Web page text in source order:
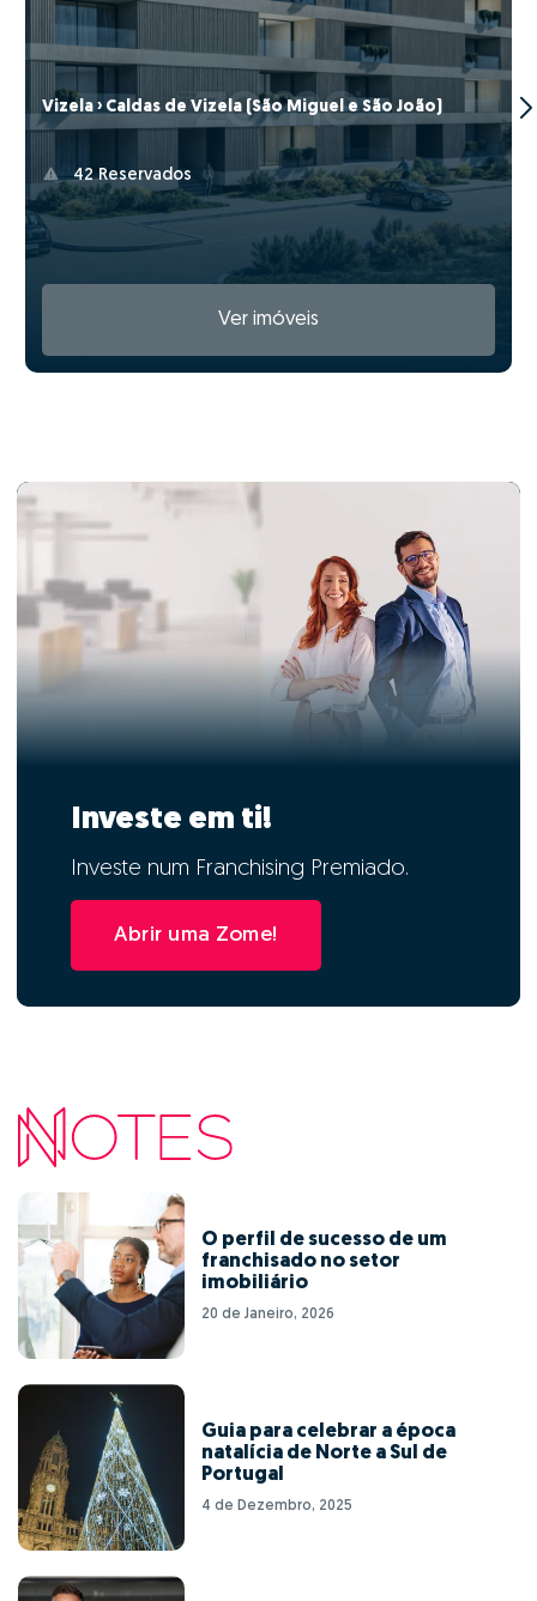
Vizela › Caldas de Vizela (São Miguel e São João)
42 Reservados
Ver imóveis
Investe em ti!
Investe num Franchising Premiado.
Abrir uma Zome!
O perfil de sucesso de um
franchisado no setor
imobiliário
20 de Janeiro, 2026
Guia para celebrar a época
natalícia de Norte a Sul de
Portugal
4 de Dezembro, 2025